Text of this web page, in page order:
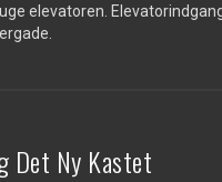
elevatoren.
Det Ny Kastet